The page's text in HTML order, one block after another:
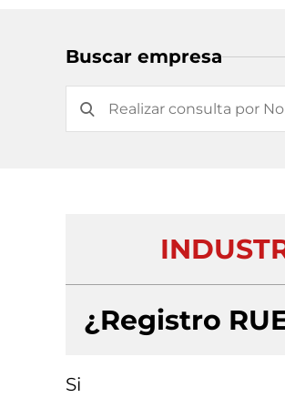
Buscar empresa
¿Registro
Si